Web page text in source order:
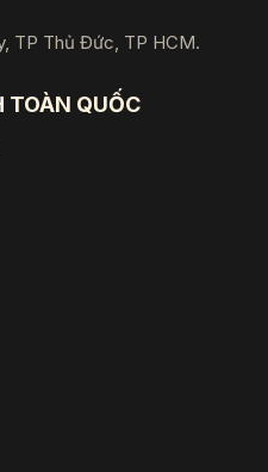
TP Thủ Đức, TP HCM.
TOÀN QUỐC